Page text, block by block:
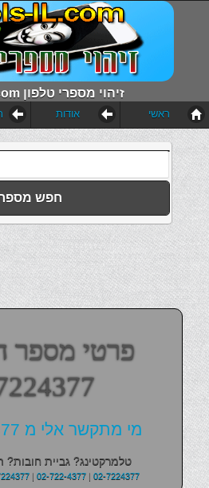
WhoIs-IL.com זיהוי מספרי טלפון
אודות ראשי
חפש
פרטי מספר
מי מתקשר אלי מ 02-7224377?
טלמרקטינג? גביית חובות?
| 02-722-4377| 02-7224377